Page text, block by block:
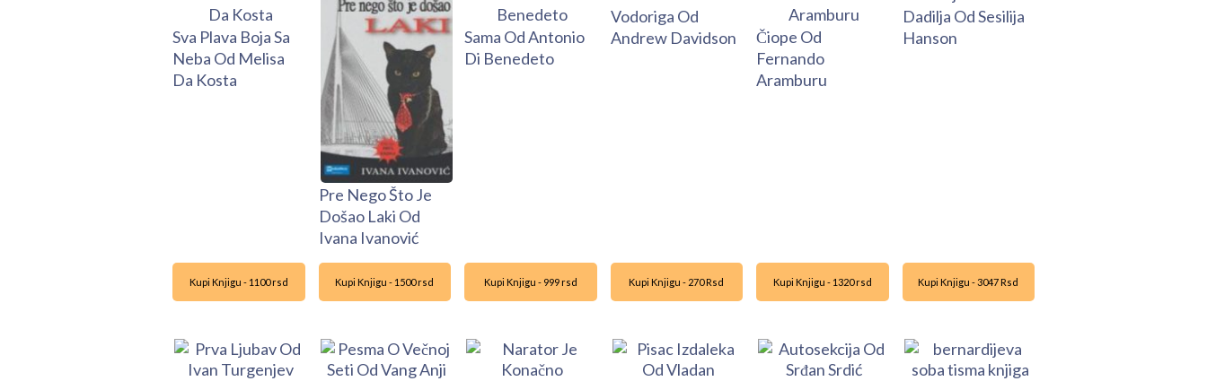
Sva Plava Boja Sa
Neba Od Melisa
Da Kosta
Pre Nego Što Je
Došao Laki Od
Ivana Ivanović
Sama Od Antonio
Di Benedeto
Vodoriga Od
Andrew Davidson
Čiope Od
Fernando
Aramburu
Dadilja Od Sesilija
Hanson
Kupi Knjigu - 1100 rsd Kupi Knjigu - 1500 rsd Kupi Knjigu - 999 rsd Kupi Knjigu - 270 Rsd Kupi Knjigu - 1320 rsd Kupi Knjigu - 3047 Rsd